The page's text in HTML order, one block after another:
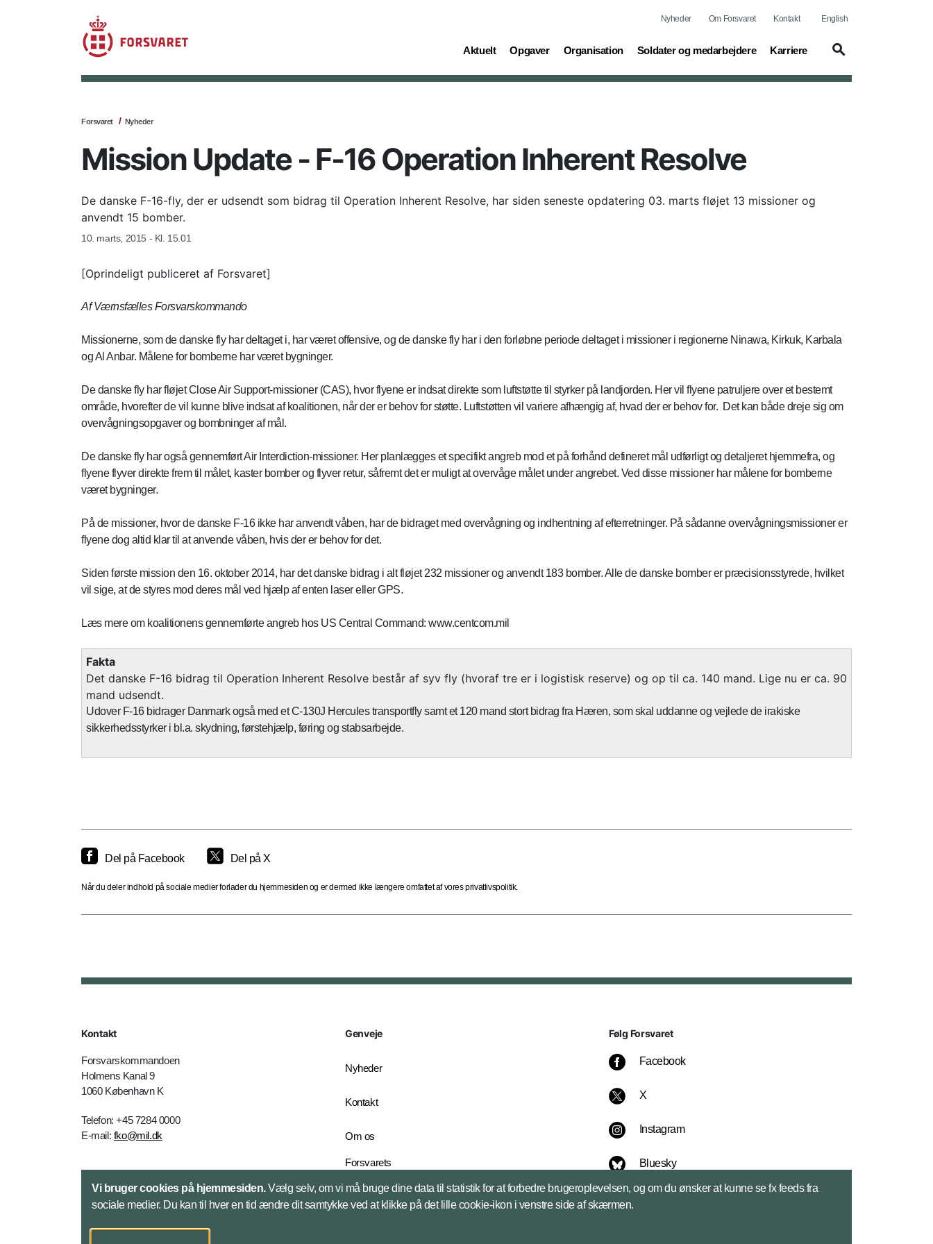
Nyheder Om Forsvaret Kontakt English
Aktuelt
(current) Opgaver
(current) Organisation
(current) Soldater og medarbejdere
(current) Karriere
(current)
Forsvaret Nyheder
Mission Update - F-16 Operation Inherent Resolve
De danske F-16-fly, der er udsendt som bidrag til Operation Inherent Resolve, har siden seneste opdatering 03. marts fløjet 13 missioner og
anvendt 15 bomber.
10. marts, 2015 - Kl. 15.01
[Oprindeligt publiceret af Forsvaret]
Af Værnsfælles Forsvarskommando
Missionerne, som de danske fly har deltaget i, har været offensive, og de danske fly har i den forløbne periode deltaget i missioner i regionerne Ninawa, Kirkuk, Karbala
og Al Anbar. Målene for bomberne har været bygninger.
De danske fly har fløjet Close Air Support-missioner (CAS), hvor flyene er indsat direkte som luftstøtte til styrker på landjorden. Her vil flyene patruljere over et bestemt
område, hvorefter de vil kunne blive indsat af koalitionen, når der er behov for støtte. Luftstøtten vil variere afhængig af, hvad der er behov for. Det kan både dreje sig om
overvågningsopgaver og bombninger af mål.
De danske fly har også gennemført Air Interdiction-missioner. Her planlægges et specifikt angreb mod et på forhånd defineret mål udførligt og detaljeret hjemmefra, og
flyene flyver direkte frem til målet, kaster bomber og flyver retur, såfremt det er muligt at overvåge målet under angrebet. Ved disse missioner har målene for bomberne
været bygninger.
På de missioner, hvor de danske F-16 ikke har anvendt våben, har de bidraget med overvågning og indhentning af efterretninger. På sådanne overvågningsmissioner er
flyene dog altid klar til at anvende våben, hvis der er behov for det.
Siden første mission den 16. oktober 2014, har det danske bidrag i alt fløjet 232 missioner og anvendt 183 bomber. Alle de danske bomber er præcisionsstyrede, hvilket
vil sige, at de styres mod deres mål ved hjælp af enten laser eller GPS.
Læs mere om koalitionens gennemførte angreb hos US Central Command: www.centcom.mil
Fakta
Det danske F-16 bidrag til Operation Inherent Resolve består af syv fly (hvoraf tre er i logistisk reserve) og op til ca. 140 mand. Lige nu er ca. 90
mand udsendt.
Udover F-16 bidrager Danmark også med et C-130J Hercules transportfly samt et 120 mand stort bidrag fra Hæren, som skal uddanne og vejlede de irakiske
sikkerhedsstyrker i bl.a. skydning, førstehjælp, føring og stabsarbejde.
Del på Facebook Del på X
Når du deler indhold på sociale medier forlader du hjemmesiden og er dermed ikke længere omfattet af vores privatlivspolitik.
Kontakt
Forsvarskommandoen
Holmens Kanal 9
1060 København K
Telefon: +45 7284 0000
E-mail: fko@mil.dk
Kontakt
Genveje
Nyheder
Kontakt
Om os
Forsvarets
English Edition
Følg Forsvaret
Facebook
X
Instagram
Bluesky
LinkedIn
Vi bruger cookies på hjemmesiden.Vælg selv, om vi må bruge dine data til statistik for at forbedre brugeroplevelsen, og om du ønsker at kunne se fx feeds fra
sociale medier. Du kan til hver en tid ændre dit samtykke ved at klikke på det lille cookie-ikon i venstre side af skærmen.